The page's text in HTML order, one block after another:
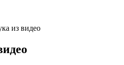
из видео